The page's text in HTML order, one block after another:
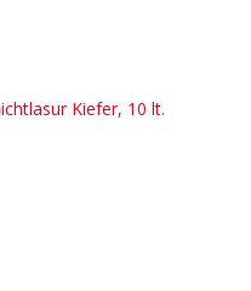
Kiefer, 10 lt.